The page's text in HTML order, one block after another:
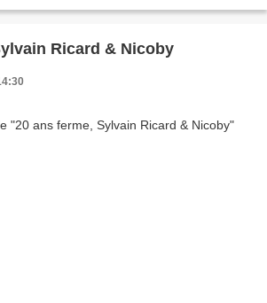
Ricard & Nicoby